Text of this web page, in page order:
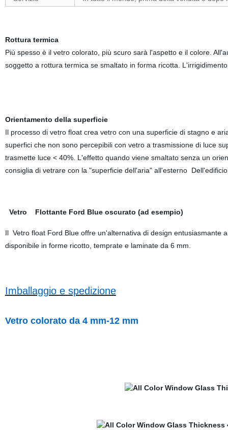
Rottura termica
Più spesso è il vetro colorato, più scuro sarà l'aspetto e il colore.
soggetto a rottura termica se smaltato in forma ricotta.
Orientamento della superficie
Il processo di vetro float crea vetro con una superficie di stagno e
superfici che non sono percepibili con vetro a trasmissione di luce
trasmette luce < 40%. L'effetto quando viene smaltato senza un
consiglia di vetrare con la "superficie dell'aria" all'esterno
Vetro Flottante Ford Blue oscurato (ad esempio)
Il Vetro float Ford Blue offre un'alternativa di design
disponibile in forme ricotto, temprate e laminate da 6 mm.
Imballaggio e spedizione
Vetro colorato da 4 mm-12 mm